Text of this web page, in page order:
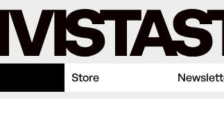
Store